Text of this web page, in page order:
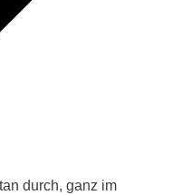
durch, ganz im